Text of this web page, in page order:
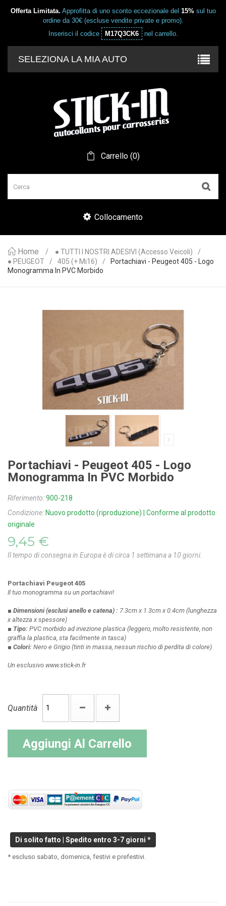
Offerta Limitata. Approfitta di uno sconto eccezionale del 15%sul tuo
ordine da 30€ (escluse vendite private e promo).
Inserisci il codice
M17Q3CK6 nel carrello.
SELEZIONA LA MIA AUTO
Carrello (0)
Collocamento
Home
● TUTTI I NOSTRI ADESIVI (accesso Veicoli)
● PEUGEOT
405 (+ Mi16)
Portachiavi - Peugeot 405 - Logo
Monogramma In PVC Morbido
Portachiavi - Peugeot 405 - Logo
Monogramma In PVC Morbido
Riferimento:900-218
Condizione: Nuovo prodotto (riproduzione) | Conforme al prodotto
originale
9,45 €
Il tempo di consegna in Europa è di circa 1 settimana a 10 giorni.
Portachiavi Peugeot 405
Il tuo monogramma su un portachiavi!
■ Dimensioni(esclusi anello e catena) : 7.3cm x 1.3cm x 0.4cm (lunghezza
x altezza x spessore)
■ Tipo: PVC morbido ad iniezione plastica (leggero, molto resistente, non
graffia la plastica, sta facilmente in tasca)
■ Colori: Nero e Grigio (tinti in massa, nessun rischio di perdita di colore)
Un esclusivo www.stick-in.fr
Quantità
Aggiungi Al Carrello
Di solito fatto | Spedito entro 3-7 giorni *
* escluso sabato, domenica, festivi e prefestivi.